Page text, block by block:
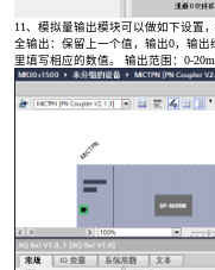
11、模拟量输出模块可以做如下设置
全输出：保留上一个值，输出0，输
里填写相应的数值。 输出范围：0-